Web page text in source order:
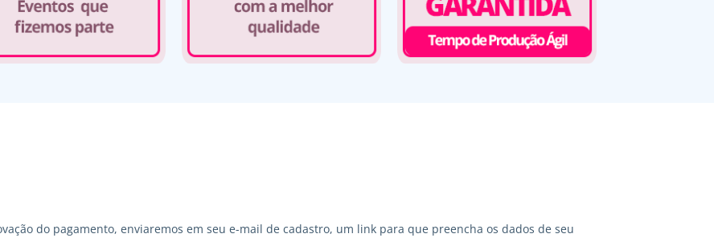
do pagamento, enviaremos em seu e-mail de cadastro, um link para que preencha os dados de seu